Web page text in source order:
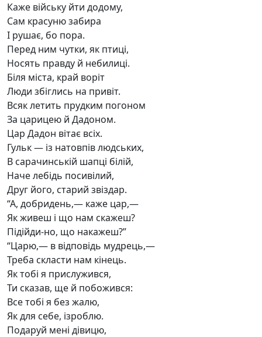
Каже війську йти додому,
Сам красуню забира
І рушає, бо пора.
Перед ним чутки, як птиці,
Носять правду й небилиці.
Біля міста, край воріт
Люди збіглись на привіт.
Всяк летить прудким погоном
За царицею й Дадоном.
Цар Дадон вітає всіх.
Гульк — із натовпів людських,
В сарачинській шапці білій,
Наче лебідь посивілий,
Друг його, старий звіздар.
“А, добридень,— каже цар,—
Як живеш і що нам скажеш?
Підійди-но, що накажеш?”
“Царю,— в відповідь мудрець,—
Треба скласти нам кінець.
Як тобі я прислужився,
Ти сказав, ще й побожився:
Все тобі я без жалю,
Як для себе, ізроблю.
Подаруй мені дівицю,